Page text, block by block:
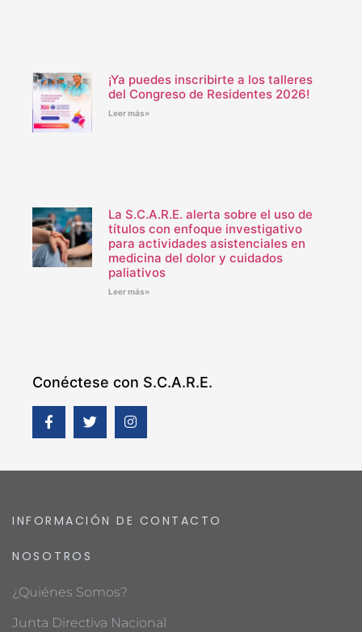
¡Ya puedes inscribirte a los talleres
del Congreso de Residentes 2026!
Leer más»
La S.C.A.R.E. alerta sobre el uso de
títulos con enfoque investigativo
para actividades asistenciales en
medicina del dolor y cuidados
paliativos
Leer más»
Conéctese con S.C.A.R.E.
INFORMACIÓN DE CONTACTO
NOSOTROS
¿Quiénes Somos?
Junta Directiva Nacional